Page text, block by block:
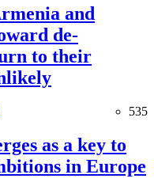
and
de-
to their
535
as a key to
in Europe